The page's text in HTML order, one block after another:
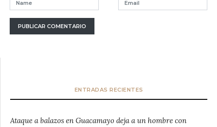
ENTRADAS RECIENTES
Ataque a balazos en Guacamayo deja a un hombre con